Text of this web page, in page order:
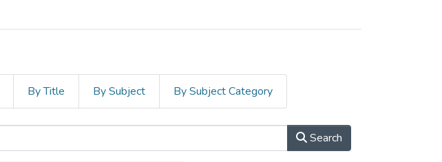
By Title By Subject By Subject Category
Search